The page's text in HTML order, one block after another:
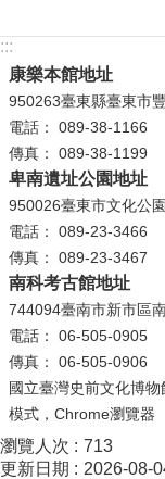
友
善
措
施
服
務
服
務
箱
網
站
導
覽
:::
康樂本館地址
950263臺東縣臺東市
電話： 089-38-1166
傳真： 089-38-1199
卑南遺址公園地址
950026臺東市文化公
電話： 089-23-3466
傳真： 089-23-3467
南科考古館地址
744094臺南市新市區
電話： 06-505-0905
傳真： 06-505-0906
國立臺灣史前文化博
模式，Chrome瀏覽器
瀏覽人次
713
更新日期
2026-08-